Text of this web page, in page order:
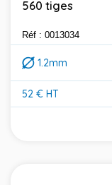
560 tiges
Réf : 0013034
1.2mm
52 € HT
Prix